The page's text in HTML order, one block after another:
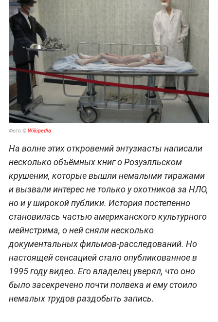
Фото © Wikipedia
На волне этих откровений энтузиасты написали
несколько объёмных книг о Розуэлльском
крушении, которые вышли немалыми тиражами
и вызвали интерес не только у охотников за НЛО,
но и у широкой публики. История постепенно
становилась частью американского культурного
мейнстрима, о ней сняли несколько
документальных фильмов-расследований. Но
настоящей сенсацией стало опубликованное в
1995 году видео. Его владелец уверял, что оно
было засекречено почти полвека и ему стоило
немалых трудов раздобыть запись.